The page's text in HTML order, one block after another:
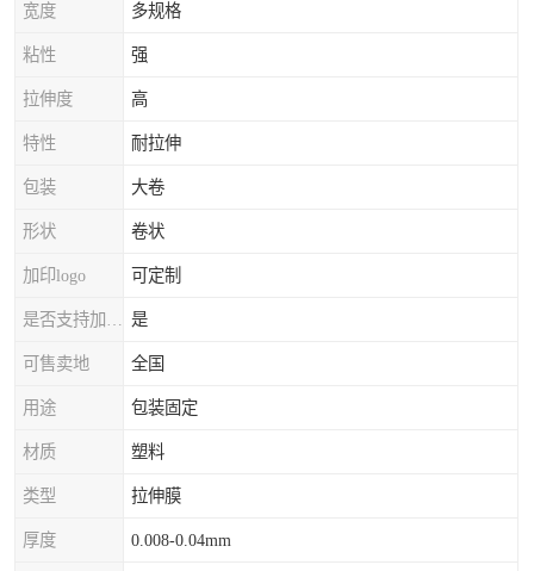
宽度 多规格
粘性 强
拉伸度 高
特性 耐拉伸
包装 大卷
形状 卷状
加印logo 可定制
是
可售卖地 全国
用途 包装固定
材质 塑料
类型 拉伸膜
厚度 0.008-0.04mm